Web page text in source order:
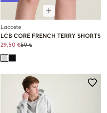
Lacoste
LCB CORE FRENCH TERRY SHORTS
29,50 €59 €